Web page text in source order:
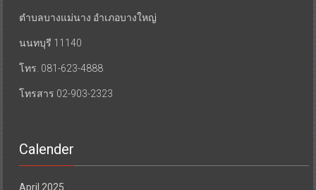
ตำบลบางแม่นาง อำเภอบางใหญ่
นนทบุรี 11140
โทร. 081-623-4888
โทรสาร 02-903-2323
Calender
April 2025